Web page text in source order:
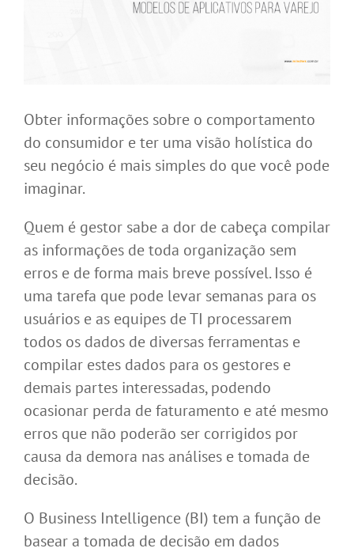
Obter informações sobre o comportamento
do consumidor e ter uma visão holística do
seu negócio é mais simples do que você pode
imaginar.
Quem é gestor sabe a dor de cabeça compilar
as informações de toda organização sem
erros e de forma mais breve possível. Isso é
uma tarefa que pode levar semanas para os
usuários e as equipes de TI processarem
todos os dados de diversas ferramentas e
compilar estes dados para os gestores e
demais partes interessadas, podendo
ocasionar perda de faturamento e até mesmo
erros que não poderão ser corrigidos por
causa da demora nas análises e tomada de
decisão.
O Business Intelligence (BI) tem a função de
basear a tomada de decisão em dados